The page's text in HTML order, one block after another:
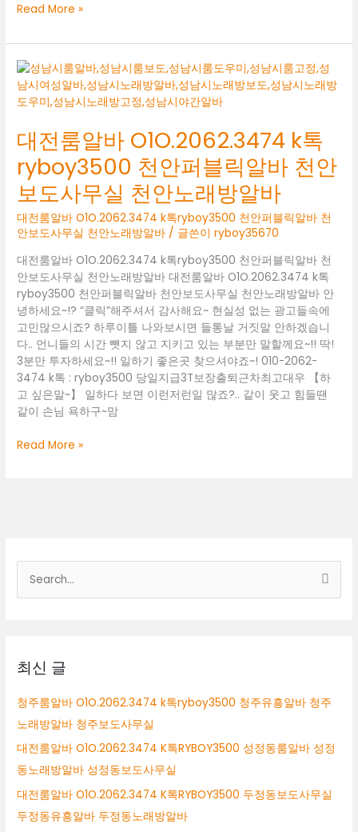
사
대
룸
알
바
O1O.2062.3474
K
RYBOY3500
두
정
동
보
도
무
실
두
정
동
유
흥
알
바
두
동
Read More »
대전룸알바 O1O.2062.3474 k톡
ryboy3500 천안퍼블릭알바 천안
보도사무실 천안노래방알바
대전룸알바 O1O.2062.3474 k톡ryboy3500 천안퍼블릭알바 천
안보도사무실 천안노래방알바 / 글쓴이ryboy35670
대전룸알바 O1O.2062.3474 k톡ryboy3500 천안퍼블릭알바 천
안보도사무실 천안노래방알바 대전룸알바 O1O.2062.3474 k톡
ryboy3500 천안퍼블릭알바 천안보도사무실 천안노래방알바 안
녕하세요~!? “클릭”해주셔서 감사해요~ 현실성 없는 광고들속에
고민많으시죠? 하루이틀 나와보시면 들통날 거짓말 안하겠습니
다.. 언니들의 시간 뺏지 않고 지키고 있는 부분만 말할께요~!! 딱!
3분만 투자하세요~!! 일하기 좋은곳 찾으셔야죠~! 010-2062-
3474 k톡 : ryboy3500 당일지급3T보장출퇴근차최고대우 【하
고 싶은말~】 일하다 보면 이런저런일 많죠?.. 같이 웃고 힘들땐
같이 손님 욕하구~맘
대
톡
ryboy3500
천
릭
바
천
안
보
도
사
무
실
Read More »
최신 글
청주룸알바 O1O.2062.3474 k톡ryboy3500 청주유흥알바 청주
노래방알바 청주보도사무실
대전룸알바 O1O.2062.3474 K톡RYBOY3500 성정동룸알바 성정
동노래방알바 성정동보도사무실
대전룸알바 O1O.2062.3474 K톡RYBOY3500 두정동보도사무실
두정동유흥알바 두정동노래방알바